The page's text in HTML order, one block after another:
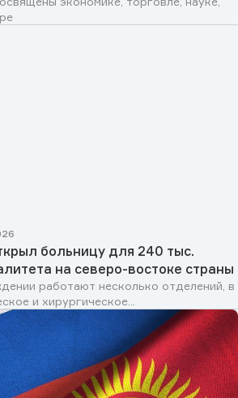
больницу для 240 тыс.
на северо-востоке страны
работают несколько отделений, в
и хирургическое...